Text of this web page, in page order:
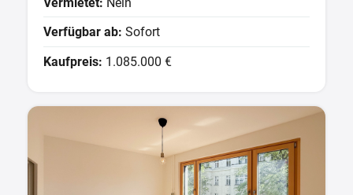
Verfügbar ab: Sofort
Kaufpreis: 1.085.000 €